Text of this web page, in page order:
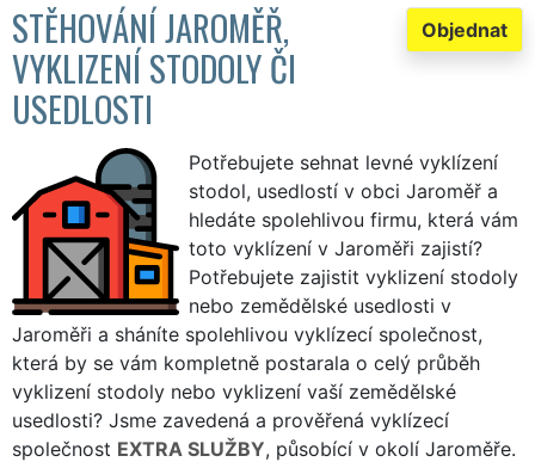
Objednat
STĚHOVÁNÍ JAROMĚŘ,
VYKLIZENÍ STODOLY ČI
USEDLOSTI
Potřebujete sehnat levné vyklízení
stodol, usedlostí v obci Jaroměř a
hledáte spolehlivou firmu, která vám
toto vyklízení v Jaroměři zajistí?
Potřebujete zajistit vyklizení stodoly
nebo zemědělské usedlosti v
Jaroměři a sháníte spolehlivou vyklízecí společnost,
která by se vám kompletně postarala o celý průběh
vyklizení stodoly nebo vyklizení vaší zemědělské
usedlosti? Jsme zavedená a prověřená vyklízecí
společnost EXTRA SLUŽBY, působící v okolí Jaroměře.